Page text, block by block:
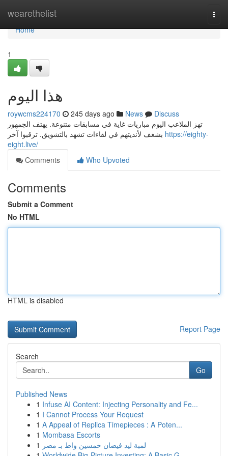
wearethelist
Home
Home
1
هذا اليوم
roywcms224170 245 days ago News
Discuss
تهز الملاعب اليوم مباريات غاية في مسابقات متنوعة. يهتف الجمهور
https://eighty-
eight.live/
Comments
Who Upvoted
Comments
Submit a Comment
No HTML
HTML is disabled
Report Page
Search
Go
Published News
1 Infuse AI Content: Injecting Personality and Fe...
1 I Cannot Process Your Request
1 A Appeal of Replica Timepieces : A Poten...
1 Mombasa Escorts
1 لمبة ليد فيضان خمسين واط بـ مصر